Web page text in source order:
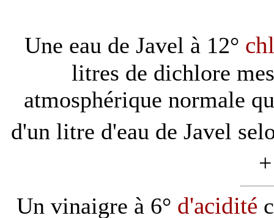
Une eau de Javel à 12°
litres de dichlore
atmosphérique normale
d'un litre d'eau de Javel
Un vinaigre à 6° d'acidité